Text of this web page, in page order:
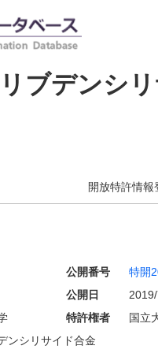
ブデンシ
開放特許情報
公開番号 特開
公開日
特許権者 国立
ンシリサイド合金